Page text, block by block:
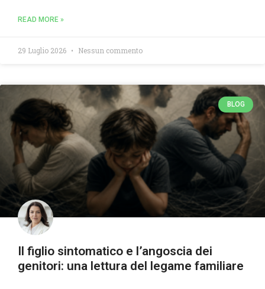
READ MORE »
29 Luglio 2026 Nessun commento
BLOG
Il figlio sintomatico e l’angoscia dei
genitori: una lettura del legame familiare